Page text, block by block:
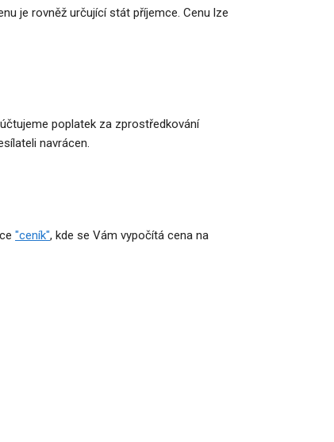
je rovněž určující stát příjemce. Cenu lze
poplatek za zprostředkování
navrácen.
"ceník", kde se Vám vypočítá cena na